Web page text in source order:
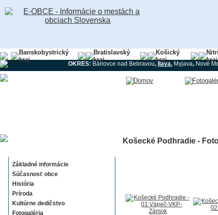
Banskobystrický
kraj
Bratislavský
kraj
Košický
kraj
kraj
OKRES: Bánovce nad Bebravou, Ilava, Myjava, Nové
Základné informácie
Súčasnosť obce
História
Príroda
Kultúrne dedičstvo
Fotogaléria
Košecké Podhradie -